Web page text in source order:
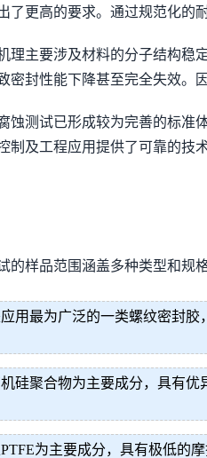
了更高的要求。通过规范化的
理主要涉及材料的分子结构
密封性能下降甚至完全失效。
蚀测试已形成较为完善的标
制及工程应用提供了可靠的技术
的样品范围涵盖多种类型和规
用最为广泛的一类螺纹密封
硅聚合物为主要成分，具有
为主要成分，具有极低的